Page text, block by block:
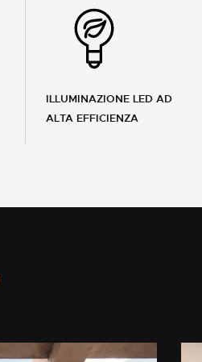
ILLUMINAZIONE LED AD
ALTA EFFICIENZA